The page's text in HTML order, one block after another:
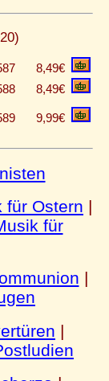
8,49€
8,49€
9,99€
für Ostern |
für
|
|